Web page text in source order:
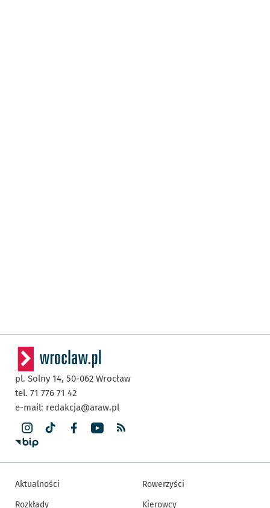
pl. Solny 14, 50-062 Wrocław
tel. 71 776 71 42
e-mail: redakcja@araw.pl
Aktualności
Rozkłady
Rowerzyści
Kierowcy